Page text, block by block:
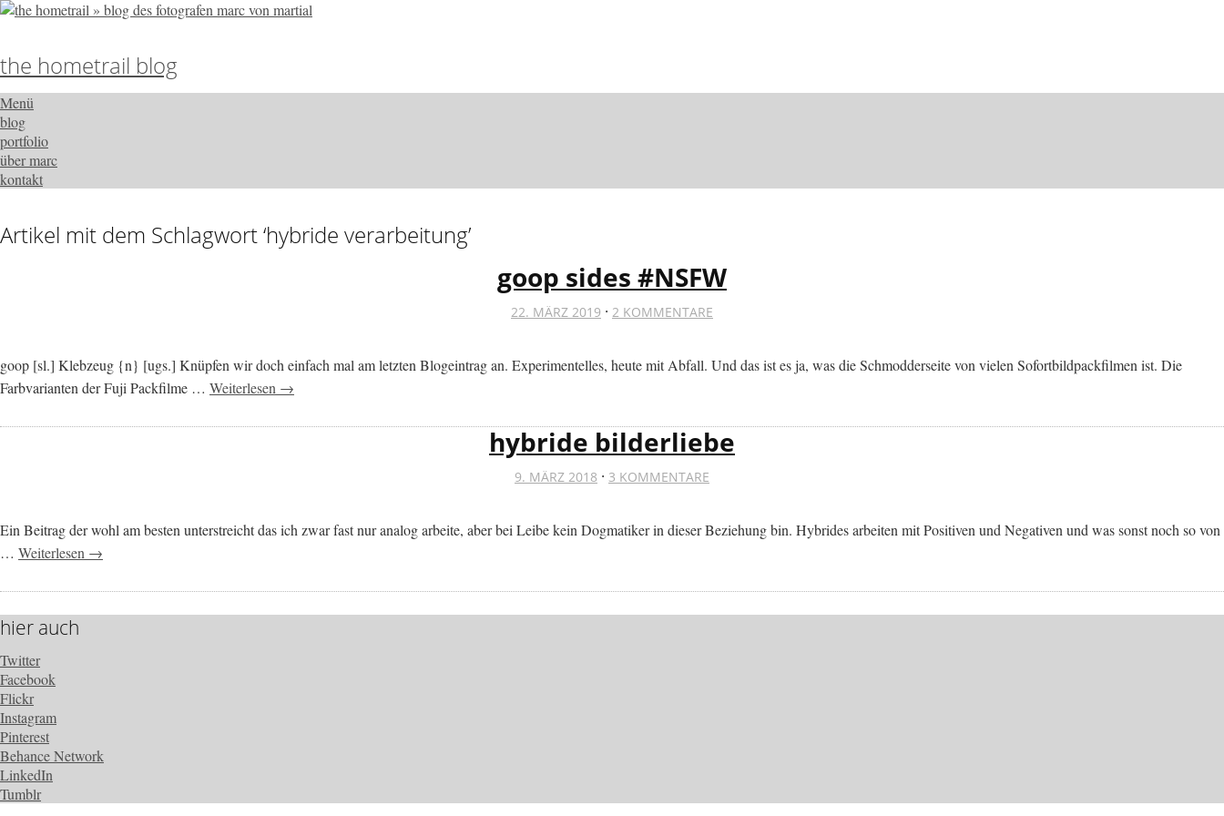
the hometrail blog
Menü
blog
portfolio
über marc
kontakt
Artikel mit dem Schlagwort ‘hybride verarbeitung’
goop sides #NSFW
22. MÄRZ 2019 · 2 KOMMENTARE
goop [sl.] Klebzeug {n} [ugs.] Knüpfen wir doch einfach mal am letzten Blogeintrag an. Experimentelles, heute mit Abfall. Und das ist es ja, was die Schmodderseite von vielen Sofortbildpackfilmen ist. Die
Farbvarianten der Fuji Packfilme … Weiterlesen →
hybride bilderliebe
9. MÄRZ 2018 · 3 KOMMENTARE
Ein Beitrag der wohl am besten unterstreicht das ich zwar fast nur analog arbeite, aber bei Leibe kein Dogmatiker in dieser Beziehung bin. Hybrides arbeiten mit Positiven und Negativen und was sonst noch so von
… Weiterlesen →
hier auch
Twitter
Facebook
Flickr
Instagram
Pinterest
Behance Network
LinkedIn
Tumblr